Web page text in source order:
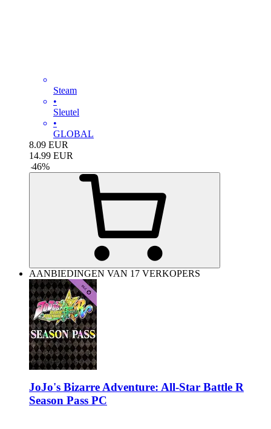
Steam
•
Sleutel
•
GLOBAL
8.09 EUR
14.99 EUR
-46%
AANBIEDINGEN VAN 17 VERKOPERS
JoJo's Bizarre Adventure: All-Star Battle R
Season Pass PC